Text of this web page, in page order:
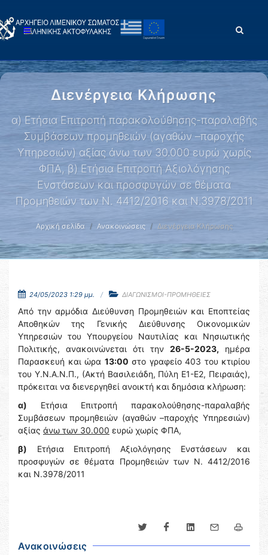
Διενέργεια Κλήρωσης
α) Ετήσια Επιτροπή παρακολούθησης-παραλαβής
Συμβάσεων προμηθειών (αγαθών –παροχής
Υπηρεσιών) αξίας άνω των 30.000 ευρώ χωρίς
ΦΠΑ, β) Ετήσια Επιτροπή Αξιολόγησης
Ενστάσεων και προσφυγών σε θέματα
Προμηθειών των Ν. 4412/2016 και Ν.3978/2011
Αρχική σελίδα Ανακοινώσεις Διενέργεια Κλήρωσης
24/05/2023 1:29 μμ. ΔΙΑΓΩΝΙΣΜΟΙ-ΠΡΟΜΗΘΕΙΕΣ
Από την αρμόδια Διεύθυνση Προμηθειών και Εποπτείας
Αποθηκών της Γενικής Διεύθυνσης Οικονομικών
Υπηρεσιών του Υπουργείου Ναυτιλίας και Νησιωτικής
Πολιτικής, ανακοινώνεται ότι την 26-5-2023, ημέρα
Παρασκευή και ώρα 13:00 στο γραφείο 403 του κτιρίου
του Υ.Ν.Α.Ν.Π., (Ακτή Βασιλειάδη, Πύλη Ε1-Ε2, Πειραιάς),
πρόκειται να διενεργηθεί ανοικτή και δημόσια κλήρωση:
α) Ετήσια Επιτροπή παρακολούθησης-παραλαβής
Συμβάσεων προμηθειών (αγαθών –παροχής Υπηρεσιών)
αξίας άνω των 30.000 ευρώ χωρίς ΦΠΑ,
β) Ετήσια Επιτροπή Αξιολόγησης Ενστάσεων και
προσφυγών σε θέματα Προμηθειών των Ν. 4412/2016
και Ν.3978/2011
Ανακοινώσεις